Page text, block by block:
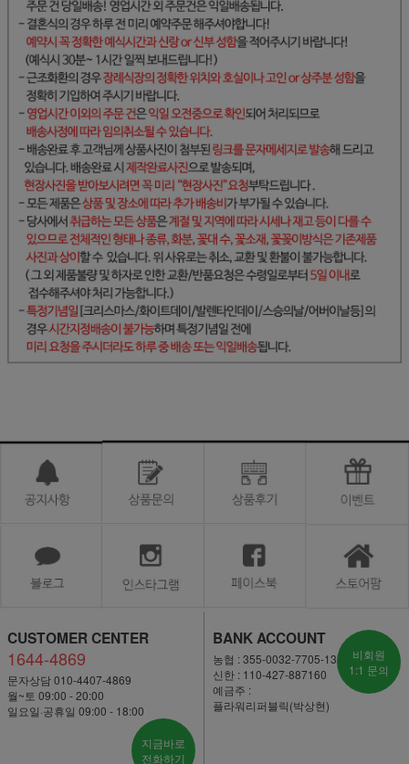
CUSTOMER CENTER
1644-4869
문자상담 010-4407-4869
월~토 09:00 - 20:00
일요일·공휴일 09:00 - 18:00
지금바로
전화하기
BANK ACCOUNT
농협 : 355-0032-7705-13
신한 : 110-427-887160
예금주 :
플라워리퍼블릭(박상현)
비회원
1:1 문의